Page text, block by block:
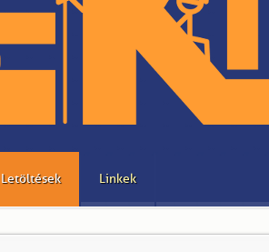
Letöltések Linkek